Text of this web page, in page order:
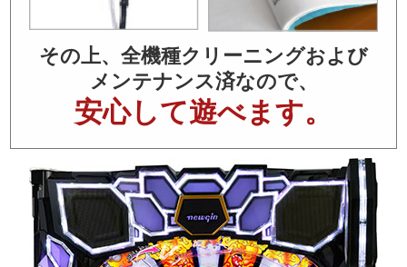
その上、全機種クリーニングおよび
メンテナンス済なので、
安心して遊べます。